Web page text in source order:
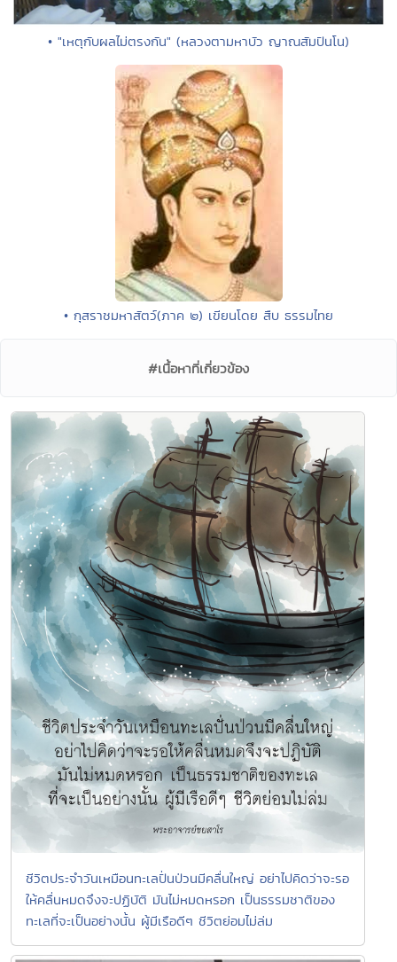
• "เหตุกับผลไม่ตรงกัน" (หลวงตามหาบัว ญาณสัมปันโน)
• กุสราชมหาสัตว์(ภาค ๒) เขียนโดย สืบ ธรรมไทย
#เนื้อหาที่เกี่ยวข้อง
ชีวิตประจำวันเหมือนทะเลปั่นป่วนมีคลื่นใหญ่ อย่าไปคิดว่าจะรอ
ให้คลื่นหมดจึงจะปฏิบัติ มันไม่หมดหรอก เป็นธรรมชาติของ
ทะเลที่จะเป็นอย่างนั้น ผู้มีเรือดีๆ ชีวิตย่อมไม่ล่ม